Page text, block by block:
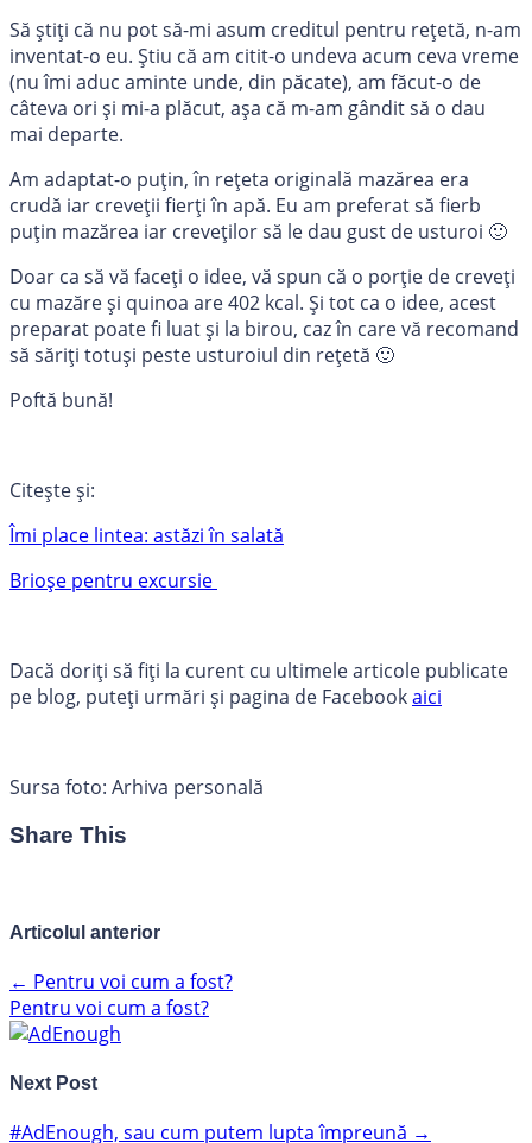
Să știți că nu pot să-mi asum creditul pentru rețetă, n-am
inventat-o eu. Știu că am citit-o undeva acum ceva vreme
(nu îmi aduc aminte unde, din păcate), am făcut-o de
câteva ori și mi-a plăcut, așa că m-am gândit să o dau
mai departe.
Am adaptat-o puțin, în rețeta originală mazărea era
crudă iar creveții fierți în apă. Eu am preferat să fierb
puțin mazărea iar creveților să le dau gust de usturoi 🙂
Doar ca să vă faceți o idee, vă spun că o porție de creveți
cu mazăre și quinoa are 402 kcal. Și tot ca o idee, acest
preparat poate fi luat și la birou, caz în care vă recomand
să săriți totuși peste usturoiul din rețetă 🙂
Poftă bună!
Citește și:
Îmi place lintea: astăzi în salată
Brioșe pentru excursie
Dacă doriți să fiți la curent cu ultimele articole publicate
pe blog, puteți urmări și pagina de Facebookaici
Sursa foto: Arhiva personală
Share This
Articolul anterior
← Pentru voi cum a fost?
Pentru voi cum a fost?
Next Post
#AdEnough, sau cum putem lupta împreună →